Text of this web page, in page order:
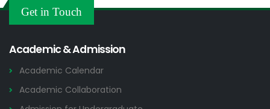
2026
Others
Get in Touch
Academic & Admission
Academic Calendar
Academic Collaboration